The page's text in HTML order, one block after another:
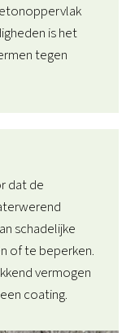
is het
tegen
dat de
schadelijke
of te beperken.
vermogen
coating.